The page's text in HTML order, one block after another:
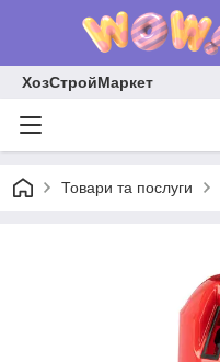
ХозСтройМаркет
Товари та послуги